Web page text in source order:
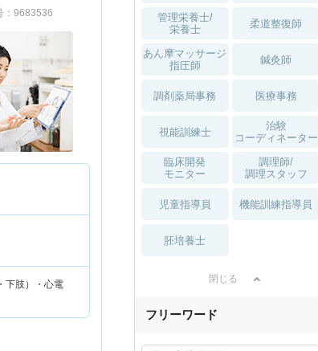
9683536
下肢）・心電
管理栄養士/
栄養士
柔道整復師
あん摩マッサージ
指圧師
鍼灸師
調剤薬局事務 医療事務
視能訓練士
治験
コーディネーター
臨床開発
モニター
調理師/
調理スタッフ
児童指導員 機能訓練指導員
胚培養士
閉じる
フリーワード